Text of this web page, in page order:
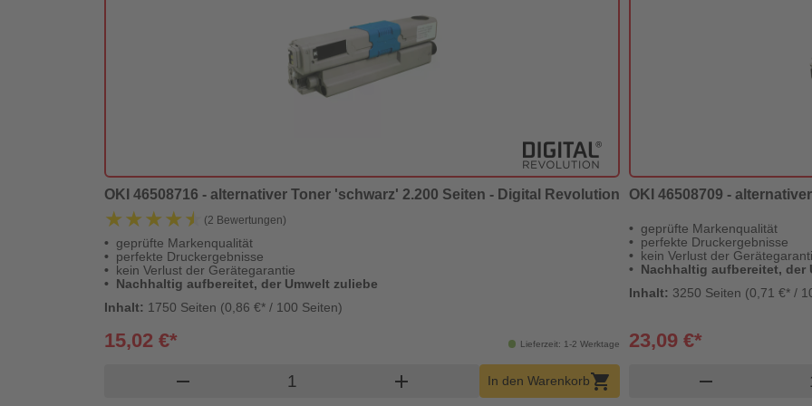
Produkt Warenkorb Menge
OKI 46508716 - alternativer Toner 'schwarz' 2.200 Seiten - Digital Revolution
★★★★★
★★★★★ (2 Bewertungen)
geprüfte Markenqualität
perfekte Druckergebnisse
kein Verlust der Gerätegarantie
Nachhaltig aufbereitet, der Umwelt zuliebe
Inhalt: 1750 Seiten (0,86 €* / 100 Seiten)
Lieferzeit: 1-2 Werktage
15,02 €*
remove add In den Warenkorbshopping_cart
OKI 46508709 -
geprüfte Markenqualität
perfekte Druckergebnisse
kein Verlust der
Nachhaltig aufbereitet, der
Inhalt: 3250 Seiten (0,71 €* /
23,09 €*
remove